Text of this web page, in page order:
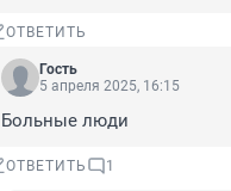
ОТВЕТИТЬ
Гость
5 апреля 2025, 16:15
Больные люди
ОТВЕТИТЬ 1